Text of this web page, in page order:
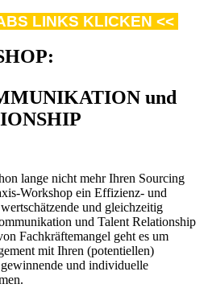
LINKS KLICKEN <<
und
lange nicht mehr Ihren Sourcing
Workshop ein Effizienz- und
und gleichzeitig
und Talent Relationship
Fachkräftemangel geht es um
mit Ihren (potentiellen)
und individuelle